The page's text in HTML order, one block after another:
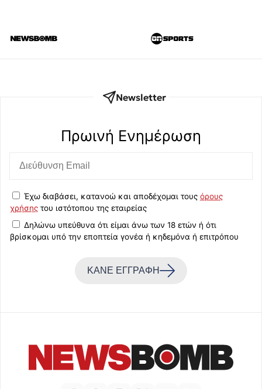
Newsletter
Πρωινή Eνημέρωση
Έχω διαβάσει, κατανοώ και αποδέχομαι τους όρους
χρήσης του ιστότοπου της εταιρείας
Δηλώνω υπεύθυνα ότι είμαι άνω των 18 ετών ή ότι
βρίσκομαι υπό την εποπτεία γονέα ή κηδεμόνα ή επιτρόπου
ΚΑΝΕ ΕΓΓΡΑΦΗ